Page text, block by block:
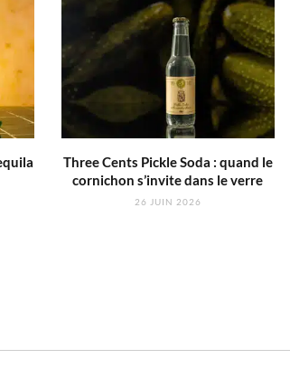
Three Cents Pickle Soda : quand le
cornichon s’invite dans le verre
26 JUIN 2026